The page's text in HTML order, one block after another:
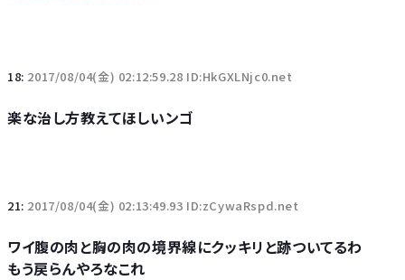
18: 2017/08/04(金) 02:12:59.28 ID:HkGXLNjc0.net
楽な治し方教えてほしいンゴ
21: 2017/08/04(金) 02:13:49.93 ID:zCywaRspd.net
ワイ腹の肉と胸の肉の境界線にクッキリと跡ついてるわ
もう戻らんやろなこれ